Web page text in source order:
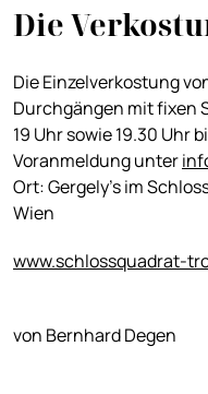
Die
Die Einzelverkostung
Durchgängen mit fixen
19 Uhr sowie 19.30 Uhr
Voranmeldung unter
Ort: Gergely’s im
Wien
www.schlossquadrat-
von Bernhard Degen